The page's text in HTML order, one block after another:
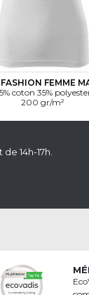
FEMME
coton 35%
200 gr/m²
14h-17h.